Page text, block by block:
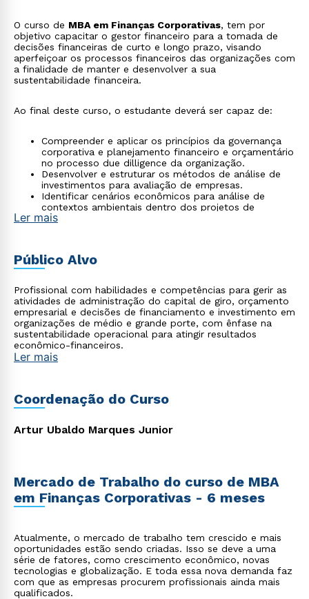
O curso de MBA em Finanças Corporativas, tem por
objetivo capacitar o gestor financeiro para a tomada de
decisões financeiras de curto e longo prazo, visando
aperfeiçoar os processos financeiros das organizações com
a finalidade de manter e desenvolver a sua
sustentabilidade financeira.
Ao final deste curso, o estudante deverá ser capaz de:
Compreender e aplicar os princípios da governança
corporativa e planejamento financeiro e orçamentário
no processo due dilligence da organização.
Desenvolver e estruturar os métodos de análise de
investimentos para avaliação de empresas.
Identificar cenários econômicos para análise de
contextos ambientais dentro dos projetos de
desenvolvimento de investimentos corporativos.
investimento empresarial.
Ler mais
Público Alvo
Profissional com habilidades e competências para gerir as
atividades de administração do capital de giro, orçamento
empresarial e decisões de financiamento e investimento em
organizações de médio e grande porte, com ênfase na
sustentabilidade operacional para atingir resultados
econômico-financeiros.
Ler mais
Coordenação do Curso
Artur Ubaldo Marques Junior
Mercado de Trabalho do curso de MBA
em Finanças Corporativas - 6 meses
Atualmente, o mercado de trabalho tem crescido e mais
oportunidades estão sendo criadas. Isso se deve a uma
série de fatores, como crescimento econômico, novas
tecnologias e globalização. E toda essa nova demanda faz
com que as empresas procurem profissionais ainda mais
qualificados.